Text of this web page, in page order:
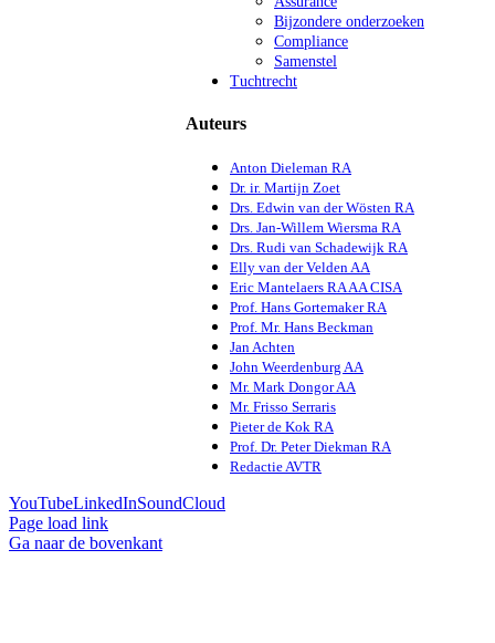
Bijzondere onderzoeken
Compliance
Samenstel
Tuchtrecht
Auteurs
Anton Dieleman RA
Dr. ir. Martijn Zoet
Drs. Edwin van der Wösten RA
Drs. Jan-Willem Wiersma RA
Drs. Rudi van Schadewijk RA
Elly van der Velden AA
Eric Mantelaers RA AA CISA
Prof. Hans Gortemaker RA
Prof. Mr. Hans Beckman
Jan Achten
John Weerdenburg AA
Mr. Mark Dongor AA
Mr. Frisso Serraris
Pieter de Kok RA
Prof. Dr. Peter Diekman RA
Redactie AVTR
YouTubeLinkedInSoundCloud
Page load link
Ga naar de bovenkant